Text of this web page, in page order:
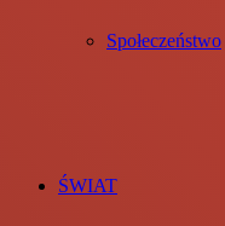
Społeczeństwo
ŚWIAT